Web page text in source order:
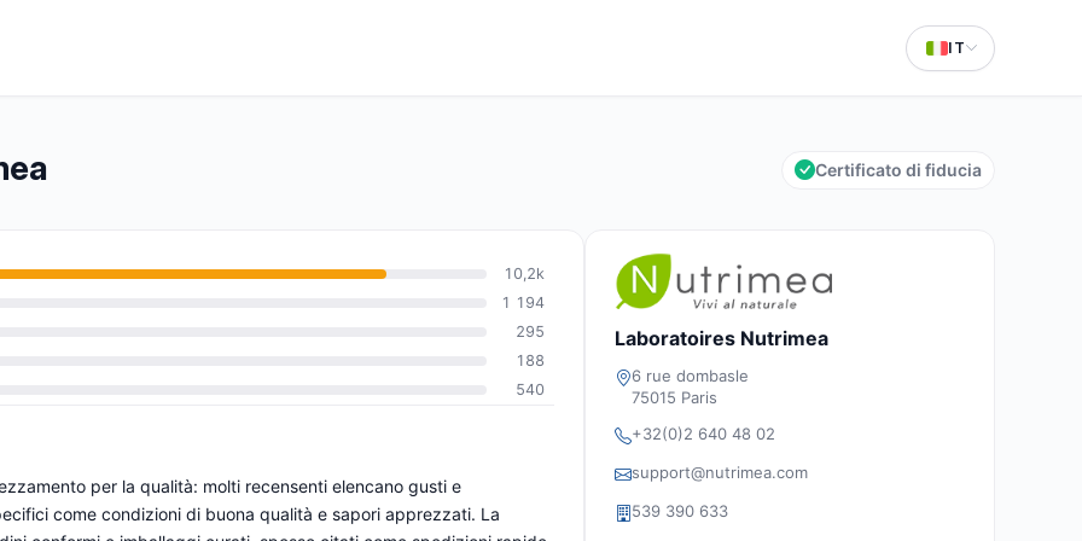
IT
Certificato di fiducia
10,2k
1 194
295
188
540
per la qualità: molti recensenti elencano gusti e
come condizioni di buona qualità e sapori apprezzati. La
Laboratoires Nutrimea
6 rue dombasle
75015 Paris
+32(0)2 640 48 02
support@nutrimea.com
539 390 633